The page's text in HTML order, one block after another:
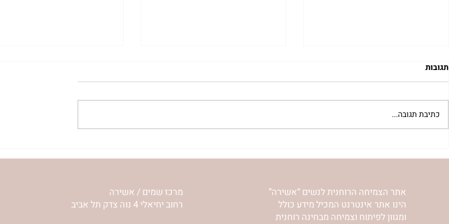
שיעור לט"ו באב | הר' ימימה
השיעור לתשעה באב | הר'
אוהב" | ראש חודש אב
תגובות
כתיבת תגובה...
מרכז שמים / אשירה
רחוב יחיאלי 4 נוה צדק תל אביב
אתר הצמיחה הרוחנית לנשים “אשירה”
הינו אתר אינטרנט המכיל מידע כולל
ומגוון לפיתוח וצמיחה מבחינה רוחנית